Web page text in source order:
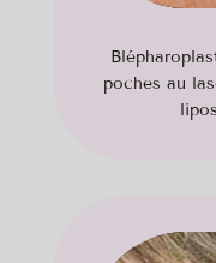
poches au